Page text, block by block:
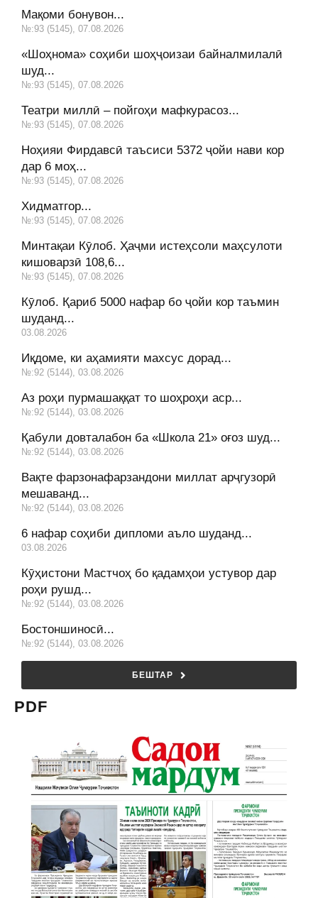
Мақоми бонувон...
№:93 (5145), 07.08.2026
«Шоҳнома» соҳиби шоҳҷоизаи байналмилалӣ
шуд...
№:93 (5145), 07.08.2026
Театри миллӣ – пойгоҳи мафкурасоз...
№:93 (5145), 07.08.2026
Ноҳияи Фирдавсӣ таъсиси 5372 ҷойи нави кор
дар 6 моҳ...
№:93 (5145), 07.08.2026
Хидматгор...
№:93 (5145), 07.08.2026
Минтақаи Кӯлоб. Ҳаҷми истеҳсоли маҳсулоти
кишоварзӣ 108,6...
№:93 (5145), 07.08.2026
Кӯлоб. Қариб 5000 нафар бо ҷойи кор таъмин
шуданд...
03.08.2026
Иқдоме, ки аҳамияти махсус дорад...
№:92 (5144), 03.08.2026
Аз роҳи пурмашаққат то шоҳроҳи аср...
№:92 (5144), 03.08.2026
Қабули довталабон ба «Школа 21» оғоз шуд...
№:92 (5144), 03.08.2026
Вақте фарзонафарзандони миллат арҷгузорӣ
мешаванд...
№:92 (5144), 03.08.2026
6 нафар соҳиби дипломи аъло шуданд...
03.08.2026
Кӯҳистони Мастчоҳ бо қадамҳои устувор дар
роҳи рушд...
№:92 (5144), 03.08.2026
Бостоншиносӣ...
№:92 (5144), 03.08.2026
БЕШТАР
PDF